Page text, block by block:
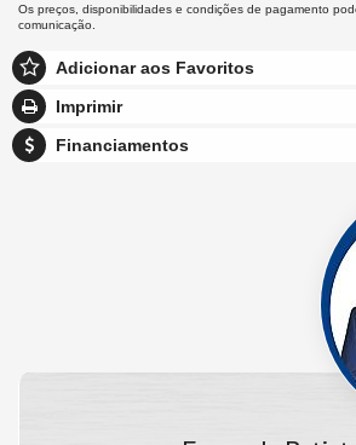
Os preços, disponibilidades e condições de pagamento
comunicação.
Adicionar aos Favoritos
Imprimir
Financiamentos